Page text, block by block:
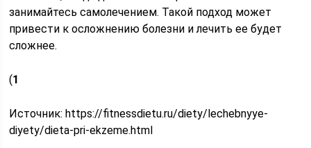
занимайтесь самолечением. Такой подход может
привести к осложнению болезни и лечить ее будет
сложнее.
(1
Источник:https://fitnessdietu.ru/diety/lechebnyye-
diyety/dieta-pri-ekzeme.html